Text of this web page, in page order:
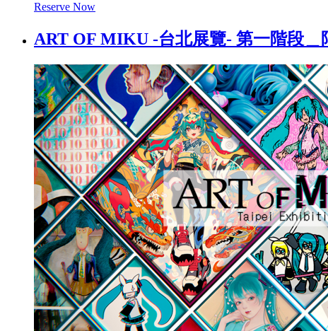
Reserve Now
ART OF MIKU -台北展覽- 第一階段＿